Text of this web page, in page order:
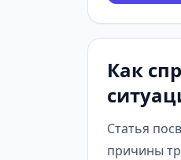
Как
Статья
причины